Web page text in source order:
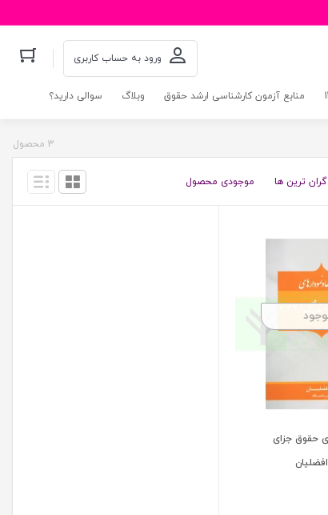
ورود به حساب کاربری
منابع آزمون کارشناسی ارشد حقوق وبلاگ سوالی دارید؟
3 محصول
گران ترین ها موجودی محصول
حقوق جزای